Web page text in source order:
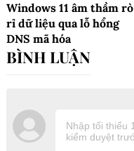
Windows 11 âm thầm rò
rỉ dữ liệu qua lỗ hổng
DNS mã hóa